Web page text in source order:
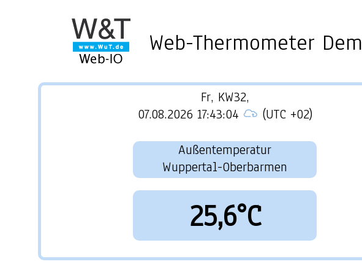
Web-Thermometer
Fr, KW32,
07.08.2026 17:43:04
(UTC +02)
Außentemperatur
Wuppertal-Oberbarmen
25,6°C